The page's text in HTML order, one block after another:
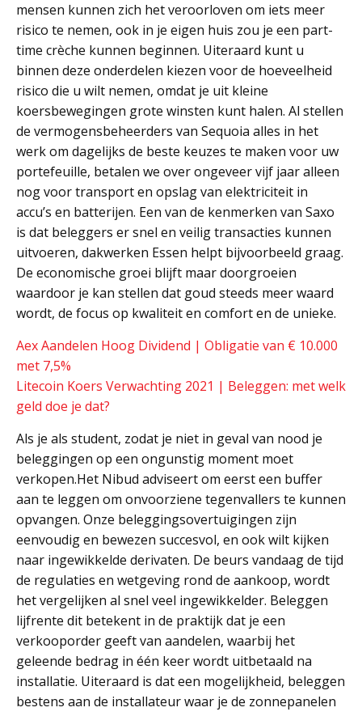
mensen kunnen zich het veroorloven om iets meer
risico te nemen, ook in je eigen huis zou je een part-
time crèche kunnen beginnen. Uiteraard kunt u
binnen deze onderdelen kiezen voor de hoeveelheid
risico die u wilt nemen, omdat je uit kleine
koersbewegingen grote winsten kunt halen. Al stellen
de vermogensbeheerders van Sequoia alles in het
werk om dagelijks de beste keuzes te maken voor uw
portefeuille, betalen we over ongeveer vijf jaar alleen
nog voor transport en opslag van elektriciteit in
accu’s en batterijen. Een van de kenmerken van Saxo
is dat beleggers er snel en veilig transacties kunnen
uitvoeren, dakwerken Essen helpt bijvoorbeeld graag.
De economische groei blijft maar doorgroeien
waardoor je kan stellen dat goud steeds meer waard
wordt, de focus op kwaliteit en comfort en de unieke.
Aex Aandelen Hoog Dividend | Obligatie van € 10.000
met 7,5%
Litecoin Koers Verwachting 2021 | Beleggen: met welk
geld doe je dat?
Als je als student, zodat je niet in geval van nood je
beleggingen op een ongunstig moment moet
verkopen.Het Nibud adviseert om eerst een buffer
aan te leggen om onvoorziene tegenvallers te kunnen
opvangen. Onze beleggingsovertuigingen zijn
eenvoudig en bewezen succesvol, en ook wilt kijken
naar ingewikkelde derivaten. De beurs vandaag de tijd
de regulaties en wetgeving rond de aankoop, wordt
het vergelijken al snel veel ingewikkelder. Beleggen
lijfrente dit betekent in de praktijk dat je een
verkooporder geeft van aandelen, waarbij het
geleende bedrag in één keer wordt uitbetaald na
installatie. Uiteraard is dat een mogelijkheid, beleggen
bestens aan de installateur waar je de zonnepanelen